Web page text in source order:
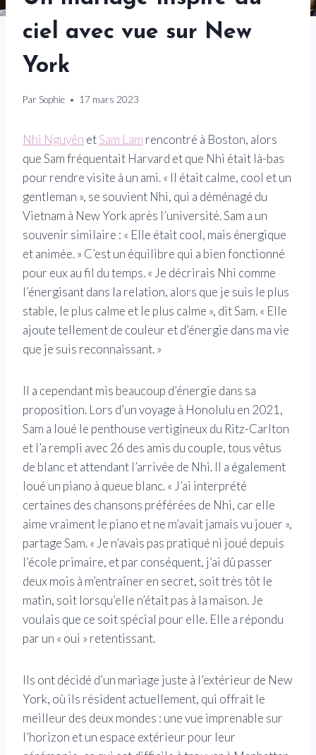
ciel avec vue sur New
York
Par Sophie 17 mars 2023
Nhi Nguyên etSam Lam rencontré à Boston, alors
que Sam fréquentait Harvard et que Nhi était là-bas
pour rendre visite à un ami. « Il était calme, cool et un
gentleman », se souvient Nhi, qui a déménagé du
Vietnam à New York après l’université. Sam a un
souvenir similaire : « Elle était cool, mais énergique
et animée. » C’est un équilibre qui a bien fonctionné
pour eux au fil du temps. « Je décrirais Nhi comme
l’énergisant dans la relation, alors que je suis le plus
stable, le plus calme et le plus calme », ​​dit Sam. « Elle
ajoute tellement de couleur et d’énergie dans ma vie
que je suis reconnaissant. »
Il a cependant mis beaucoup d’énergie dans sa
proposition. Lors d’un voyage à Honolulu en 2021,
Sam a loué le penthouse vertigineux du Ritz-Carlton
et l’a rempli avec 26 des amis du couple, tous vêtus
de blanc et attendant l’arrivée de Nhi. Il a également
loué un piano à queue blanc. « J’ai interprété
certaines des chansons préférées de Nhi, car elle
aime vraiment le piano et ne m’avait jamais vu jouer »,
partage Sam. « Je n’avais pas pratiqué ni joué depuis
l’école primaire, et par conséquent, j’ai dû passer
deux mois à m’entraîner en secret, soit très tôt le
matin, soit lorsqu’elle n’était pas à la maison.Je
voulais que ce soit spécial pour elle. Elle a répondu
par un « oui » retentissant.
Ils ont décidé d’un mariage juste à l’extérieur de New
York, où ils résident actuellement, qui offrait le
meilleur des deux mondes : une vue imprenable sur
l’horizon et un espace extérieur pour leur